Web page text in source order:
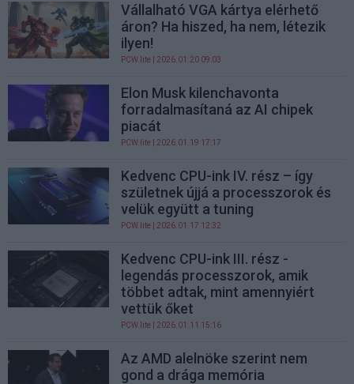
Vállalható VGA kártya elérhető
áron? Ha hiszed, ha nem, létezik
ilyen!
PCW.lite | 2026.01.20 09:03
Elon Musk kilenchavonta
forradalmasítaná az AI chipek
piacát
PCW.lite | 2026.01.19 17:17
Kedvenc CPU-ink IV. rész – így
születnek újjá a processzorok és
velük együtt a tuning
PCW.lite | 2026.01.17 12:32
Kedvenc CPU-ink III. rész -
legendás processzorok, amik
többet adtak, mint amennyiért
vettük őket
PCW.lite | 2026.01.11 15:16
Az AMD alelnöke szerint nem
gond a drága memória